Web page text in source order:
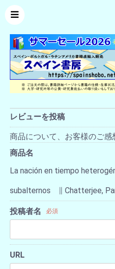
レビューを投稿
商品について、お客様のご感
商品名
La nación en tiempo
subalternos ∥ Chatterjee,
投稿者名 必須
URL